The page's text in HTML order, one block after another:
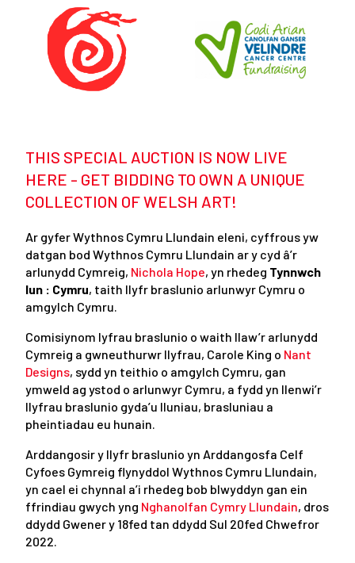
THIS SPECIAL AUCTION IS NOW LIVE
HERE - GET BIDDING TO OWN A UNIQUE
COLLECTION OF WELSH ART!
Ar gyfer Wythnos Cymru Llundain eleni, cyffrous yw
datgan bod Wythnos Cymru Llundain ar y cyd â’r
arlunydd Cymreig, Nichola Hope, yn rhedeg Tynnwch
lun : Cymru, taith llyfr braslunio arlunwyr Cymru o
amgylch Cymru.
Comisiynom lyfrau braslunio o waith llaw’r arlunydd
Cymreig a gwneuthurwr llyfrau, Carole King o Nant
Designs, sydd yn teithio o amgylch Cymru, gan
ymweld ag ystod o arlunwyr Cymru, a fydd yn llenwi’r
llyfrau braslunio gyda’u lluniau, brasluniau a
pheintiadau eu hunain.
Arddangosir y llyfr braslunio yn Arddangosfa Celf
Cyfoes Gymreig flynyddol Wythnos Cymru Llundain,
yn cael ei chynnal a’i rhedeg bob blwyddyn gan ein
ffrindiau gwych yng Nghanolfan Cymry Llundain, dros
ddydd Gwener y 18fed tan ddydd Sul 20fed Chwefror
2022.